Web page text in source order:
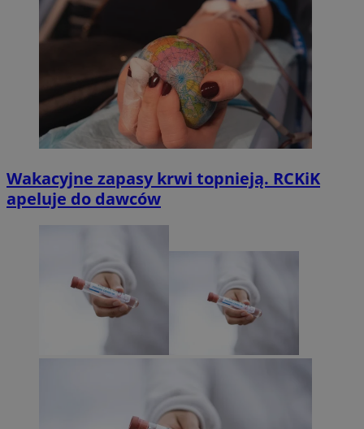
Wakacyjne zapasy krwi topnieją. RCKiK
apeluje do dawców